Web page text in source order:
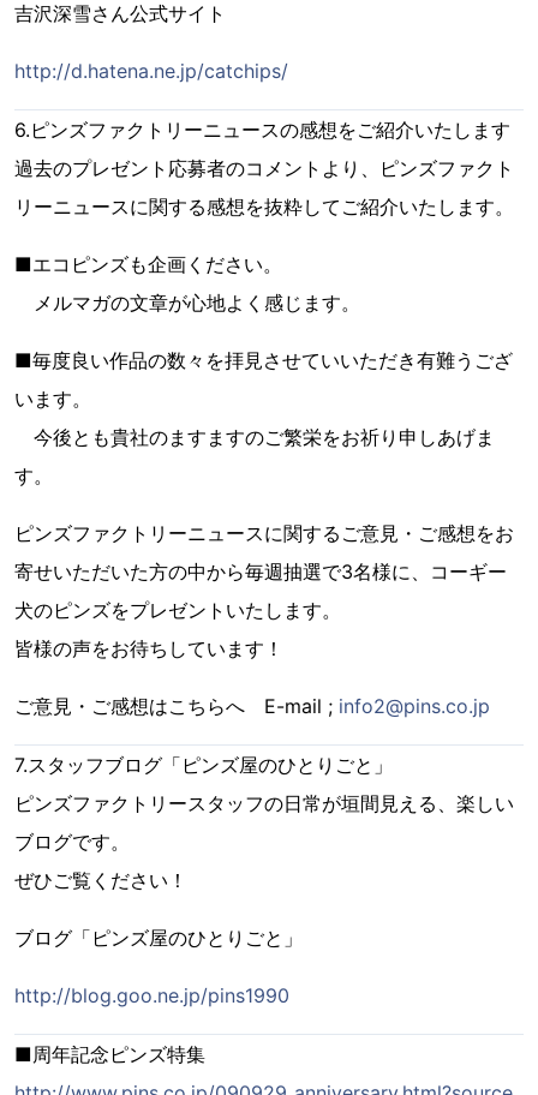
吉沢深雪さん公式サイト
http://d.hatena.ne.jp/catchips/
6.ピンズファクトリーニュースの感想をご紹介いたします
過去のプレゼント応募者のコメントより、ピンズファクト
リーニュースに関する感想を抜粋してご紹介いたします。
■エコピンズも企画ください。
メルマガの文章が心地よく感じます。
■毎度良い作品の数々を拝見させていいただき有難うござ
います。
今後とも貴社のますますのご繁栄をお祈り申しあげま
す。
ピンズファクトリーニュースに関するご意見・ご感想をお
寄せいただいた方の中から毎週抽選で3名様に、コーギー
犬のピンズをプレゼントいたします。
皆様の声をお待ちしています！
ご意見・ご感想はこちらへ E-mail ; info2@pins.co.jp
7.スタッフブログ「ピンズ屋のひとりごと」
ピンズファクトリースタッフの日常が垣間見える、楽しい
ブログです。
ぜひご覧ください！
ブログ「ピンズ屋のひとりごと」
http://blog.goo.ne.jp/pins1990
■周年記念ピンズ特集